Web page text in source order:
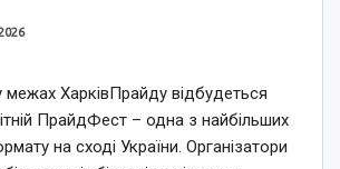
межах ХарківПрайду відбудеться
ПрайдФест – одна з найбільших
на сході України. Організатори